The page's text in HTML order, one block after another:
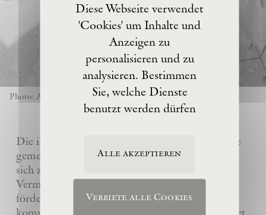
Photo: Anselm Kiefer
Die im Jahre 2017 von Anselm Kiefer gegründete
gemeinnützige Eschaton –Kunststiftung hat es
sich zur Aufgabe gemacht, das künstlerische
Vermächtnis ihres Gründers Anselm Kiefer zu
fördern und sein Atelier La Ribaute für
Diese Webseite verwendet
'Cookies' um Inhalte und
Anzeigen zu
personalisieren und zu
analysieren. Bestimmen
Sie, welche Dienste
benutzt werden dürfen
Alle akzeptieren
Verbiete alle Cookies